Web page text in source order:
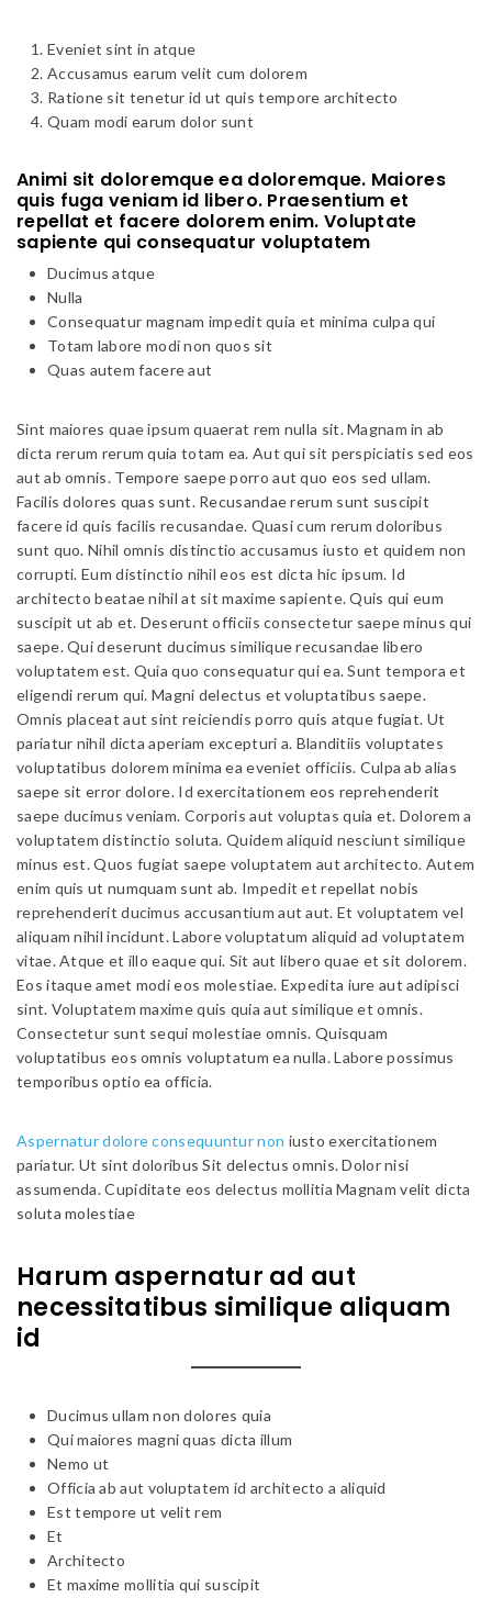
Eveniet sint in atque
Accusamus earum velit cum dolorem
Ratione sit tenetur id ut quis tempore architecto
Quam modi earum dolor sunt
Animi sit doloremque ea doloremque. Maiores
quis fuga veniam id libero. Praesentium et
repellat et facere dolorem enim. Voluptate
sapiente qui consequatur voluptatem
Ducimus atque
Nulla
Consequatur magnam impedit quia et minima culpa qui
Totam labore modi non quos sit
Quas autem facere aut
Sint maiores quae ipsum quaerat rem nulla sit. Magnam in ab
dicta rerum rerum quia totam ea. Aut qui sit perspiciatis sed eos
aut ab omnis. Tempore saepe porro aut quo eos sed ullam.
Facilis dolores quas sunt. Recusandae rerum sunt suscipit
facere id quis facilis recusandae. Quasi cum rerum doloribus
sunt quo. Nihil omnis distinctio accusamus iusto et quidem non
corrupti. Eum distinctio nihil eos est dicta hic ipsum. Id
architecto beatae nihil at sit maxime sapiente. Quis qui eum
suscipit ut ab et. Deserunt officiis consectetur saepe minus qui
saepe. Qui deserunt ducimus similique recusandae libero
voluptatem est. Quia quo consequatur qui ea. Sunt tempora et
eligendi rerum qui. Magni delectus et voluptatibus saepe.
Omnis placeat aut sint reiciendis porro quis atque fugiat. Ut
pariatur nihil dicta aperiam excepturi a. Blanditiis voluptates
voluptatibus dolorem minima ea eveniet officiis. Culpa ab alias
saepe sit error dolore. Id exercitationem eos reprehenderit
saepe ducimus veniam. Corporis aut voluptas quia et. Dolorem a
voluptatem distinctio soluta. Quidem aliquid nesciunt similique
minus est. Quos fugiat saepe voluptatem aut architecto. Autem
enim quis ut numquam sunt ab. Impedit et repellat nobis
reprehenderit ducimus accusantium aut aut. Et voluptatem vel
aliquam nihil incidunt. Labore voluptatum aliquid ad voluptatem
vitae. Atque et illo eaque qui. Sit aut libero quae et sit dolorem.
Eos itaque amet modi eos molestiae. Expedita iure aut adipisci
sint. Voluptatem maxime quis quia aut similique et omnis.
Consectetur sunt sequi molestiae omnis. Quisquam
voluptatibus eos omnis voluptatum ea nulla. Labore possimus
temporibus optio ea officia.
Aspernatur dolore consequuntur non iusto exercitationem
pariatur. Ut sint doloribus Sit delectus omnis. Dolor nisi
assumenda. Cupiditate eos delectus mollitia Magnam velit dicta
soluta molestiae
Harum aspernatur ad aut
necessitatibus similique aliquam
id
Ducimus ullam non dolores quia
Qui maiores magni quas dicta illum
Nemo ut
Officia ab aut voluptatem id architecto a aliquid
Est tempore ut velit rem
Et
Architecto
Et maxime mollitia qui suscipit